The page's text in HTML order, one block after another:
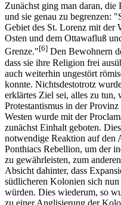
Zunächst ging man daran,
und sie genau zu begrenzen:
Gebiet des St. Lorenz mit der
Osten und dem Ottawafluß
Grenze."[6] Den Bewohnern
dass sie ihre Religion frei
auch weiterhin ungestört
konnte. Nichtsdestotrotz
erklärtes Ziel sei, alles zu tun,
Protestantismus in der
Westen wurde mit der
zunächst Einhalt geboten.
notwendige Reaktion auf den
Ponthiacs Rebellion, um der
zu gewährleisten, zum
Absicht dahinter, dass
südlicheren Kolonien sich
würden. Dies wiederum, so
zu einer Anglisierung der